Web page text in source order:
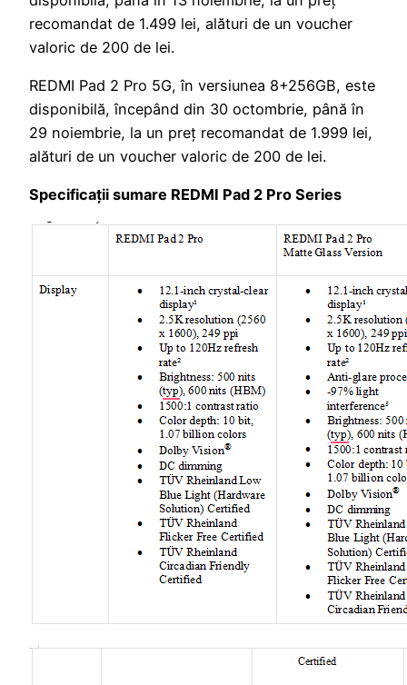
recomandat de 1.499 lei, alături de un voucher
valoric de 200 de lei.
REDMI Pad 2 Pro 5G, în versiunea 8+256GB, este
disponibilă, începând din 30 octombrie, până în
29 noiembrie, la un preț recomandat de 1.999 lei,
alături de un voucher valoric de 200 de lei.
Specificații sumare REDMI Pad 2 Pro Series